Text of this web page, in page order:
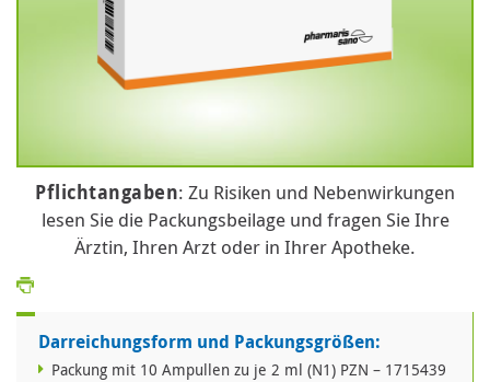
Pflichtangaben: Zu Risiken und Nebenwirkungen
lesen Sie die Packungsbeilage und fragen Sie Ihre
Ärztin, Ihren Arzt oder in Ihrer Apotheke.
Darreichungsform und Packungsgrößen:
Packung mit 10 Ampullen zu je 2 ml (N1) PZN – 1715439